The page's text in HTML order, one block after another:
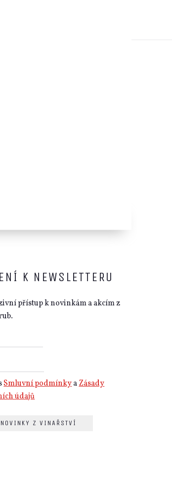
K NEWSLETTERU
přístup k novinkám a akcím z
Smluvní podmínkyaZásady
údajů
NOVINKY Z VINAŘSTVÍ